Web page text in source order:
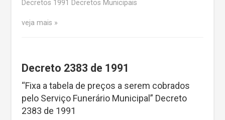
Decretos 1991 Decretos Municipais
veja mais
Decreto 2383 de 1991
“Fixa a tabela de preços a serem cobrados
pelo Serviço Funerário Municipal” Decreto
2383 de 1991